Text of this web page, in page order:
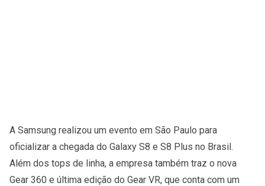
A Samsung realizou um evento em São Paulo para
oficializar a chegada do Galaxy S8 e S8 Plus no Brasil.
Além dos tops de linha, a empresa também traz o nova
Gear 360 e última edição do Gear VR, que conta com um